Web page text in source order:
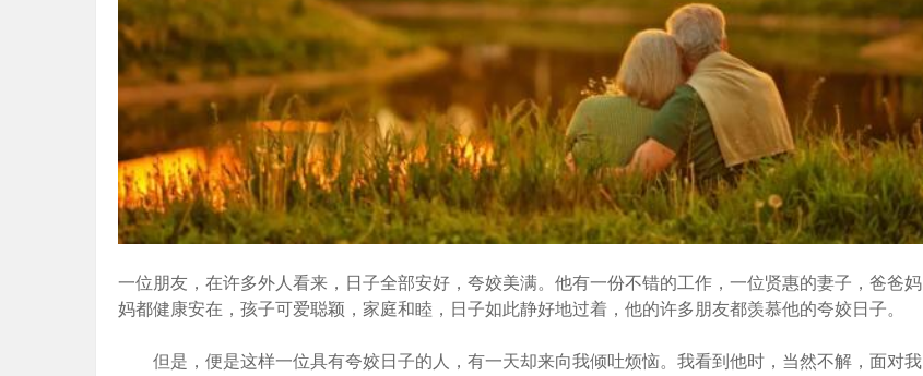
一位朋友，在许多外人看来，日子全部安好，夸姣美满。他有一份不错的工作，一位贤惠的妻子，爸爸妈
妈都健康安在，孩子可爱聪颖，家庭和睦，日子如此静好地过着，他的许多朋友都羡慕他的夸姣日子。
但是，便是这样一位具有夸姣日子的人，有一天却来向我倾吐烦恼。我看到他时，当然不解，面对我